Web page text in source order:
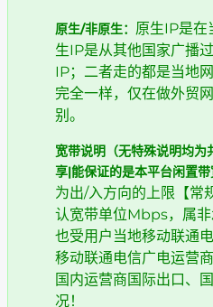
原生/非原生： 原生IP是在
生IP是从其他国家广播
IP；二者走的都是当地
完全一样，仅在做外贸
别。
宽带说明（无特殊说明均
享|能保证的是本平台闲置带
为出/入方向的上限【常
认宽带单位Mbps，属
也受用户当地移动联通
移动联通电信广电运营
国内运营商国际出口、
况！